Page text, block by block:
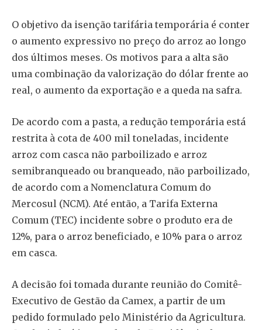
O objetivo da isenção tarifária temporária é conter
o aumento expressivo no preço do arroz ao longo
dos últimos meses. Os motivos para a alta são
uma combinação da valorização do dólar frente ao
real, o aumento da exportação e a queda na safra.
De acordo com a pasta, a redução temporária está
restrita à cota de 400 mil toneladas, incidente
arroz com casca não parboilizado e arroz
semibranqueado ou branqueado, não parboilizado,
de acordo com a Nomenclatura Comum do
Mercosul (NCM). Até então, a Tarifa Externa
Comum (TEC) incidente sobre o produto era de
12%, para o arroz beneficiado, e 10% para o arroz
em casca.
A decisão foi tomada durante reunião do Comitê-
Executivo de Gestão da Camex, a partir de um
pedido formulado pelo Ministério da Agricultura.